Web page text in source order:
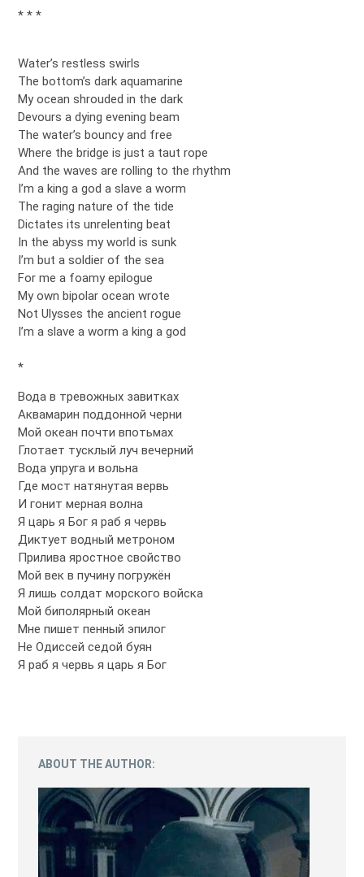
* * *
Water’s restless swirls
The bottom’s dark aquamarine
My ocean shrouded in the dark
Devours a dying evening beam
The water’s bouncy and free
Where the bridge is just a taut rope
And the waves are rolling to the rhythm
I’m a king a god a slave a worm
The raging nature of the tide
Dictates its unrelenting beat
In the abyss my world is sunk
I’m but a soldier of the sea
For me a foamy epilogue
My own bipolar ocean wrote
Not Ulysses the ancient rogue
I’m a slave a worm a king a god
*
Вода в тревожных завитках
Аквамарин поддонной черни
Мой океан почти впотьмах
Глотает тусклый луч вечерний
Вода упруга и вольна
Где мост натянутая вервь
И гонит мерная волна
Я царь я Бог я раб я червь
Диктует водный метроном
Прилива яростное cвойство
Мой век в пучину погружён
Я лишь солдат морского войска
Мой биполярный океан
Мне пишет пенный эпилог
Не Одиссей седой буян
Я раб я червь я царь я Бог
ABOUT THE AUTHOR: